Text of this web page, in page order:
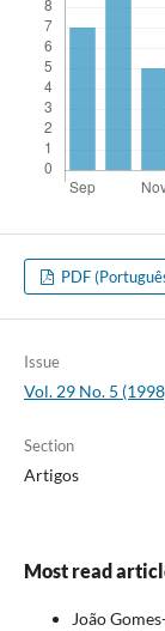
PDF
Issue
Vol. 29 No. 5
Section
Artigos
Most read
João